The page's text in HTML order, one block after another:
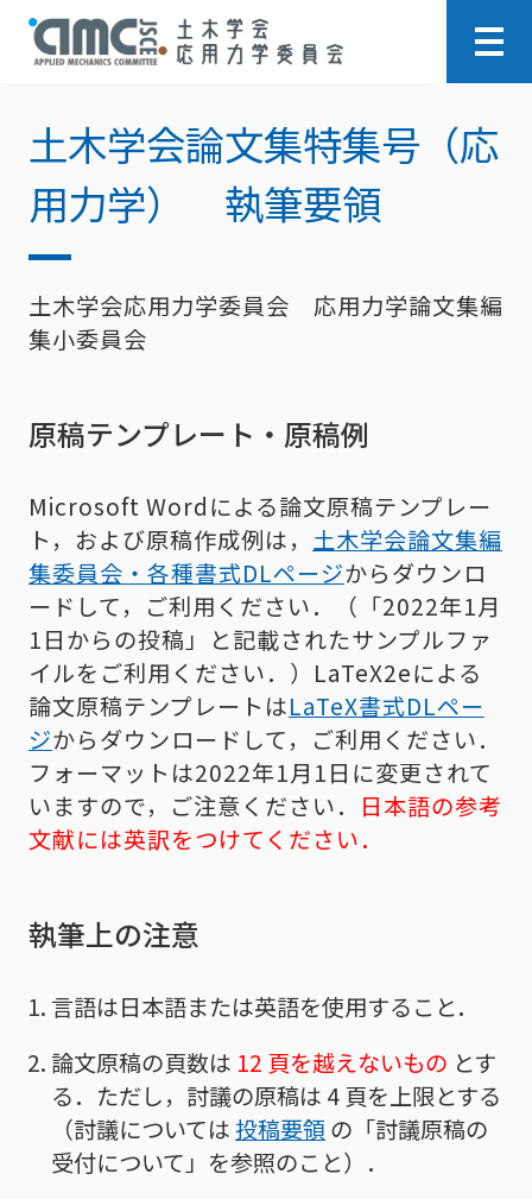
土木学会論文集特集号（応
用力学） 執筆要領
土木学会応用力学委員会 応用力学論文集編
集小委員会
原稿テンプレート・原稿例
Microsoft Wordによる論文原稿テンプレー
ト，および原稿作成例は， 土木学会論文集編
集委員会・各種書式DLページからダウンロ
ードして，ご利用ください．（「2022年1月
1日からの投稿」と記載されたサンプルファ
イルをご利用ください．）LaTeX2eによる
論文原稿テンプレートはLaTeX書式DLペー
ジからダウンロードして，ご利用ください．
フォーマットは2022年1月1日に変更されて
いますので，ご注意ください．
日本語の参考
文献には英訳をつけてください．
執筆上の注意
言語は日本語または英語を使用すること．
論文原稿の頁数は 12 頁を越えないもの とす
る．ただし，討議の原稿は 4 頁を上限とする
（討議については投稿要領 の「討議原稿の
受付について」を参照のこと）．